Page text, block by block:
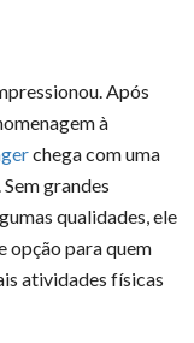
Após
à
chega com uma
grandes
qualidades, ele
opção para quem
atividades físicas